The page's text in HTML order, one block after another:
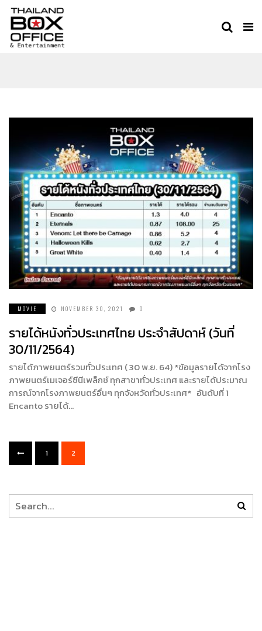
อันดันหนังทำเงิน
MOVIE NOVEMBER 30, 2021 0
รายได้หนังทั่วประเทศไทย ประจำสัปดาห์ (วันที่
30/11/2564)
รายได้ภาพยนตร์รวมทั่วประเทศ ( 30 พ.ย. 64) *ข้อมูลรายได้จากโรง
ภาพยนตร์เมเจอร์ซีนีเพล็กซ์ ทุกสาขาทั่วประเทศ และรายได้ประมาณ
การณ์จากโรงภาพยนตร์อื่นๆ ทุกจังหวัดทั่วประเทศ* อันดับที่ 1
Encanto รายได้…
1 2